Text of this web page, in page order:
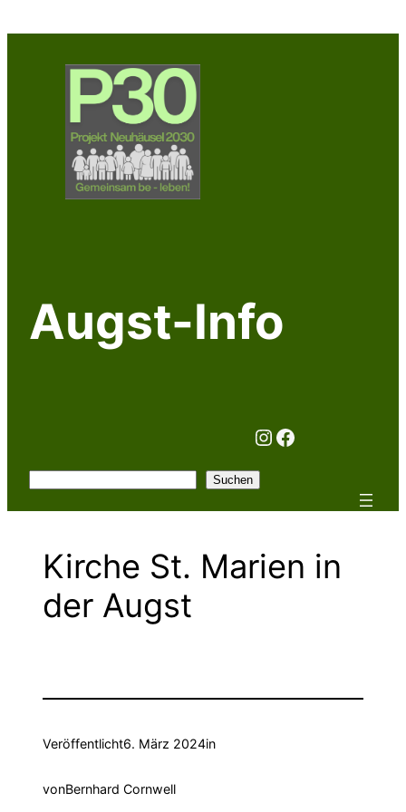
Inhalt
Augst-Info
Instagram
Facebook
Suchen
Kirche St. Marien in
der Augst
Veröffentlicht6. März 2024in
vonBernhard Cornwell